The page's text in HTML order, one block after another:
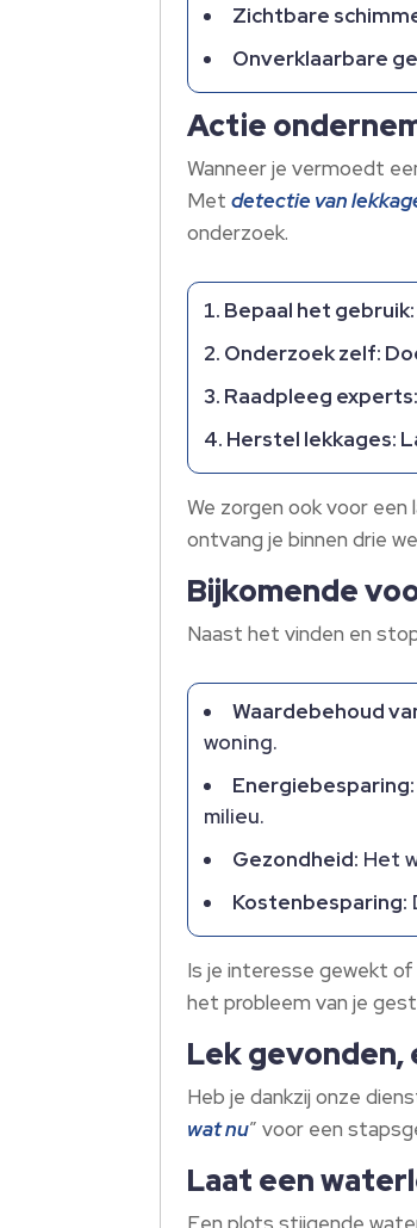
Zichtbare
Onverklaarbare
Actie
Wanneer je vermoedt
Metdetectie van
onderzoek.
Bepaal het gebruik:
Onderzoek zelf:
Raadpleeg experts:
Herstel lekkages:
We zorgen ook voor
ontvang je binnen drie
Bijkomende
Naast het vinden en
Waardebehoud
woning.
Energiebesparing:
milieu.
Gezondheid: Het
Kostenbesparing:
Is je interesse gewekt
het probleem van je
Lek gevonden,
Heb je dankzij onze
wat nu” voor een
Laat een